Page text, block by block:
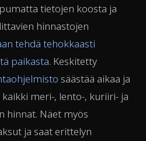
tietojen koosta ja
hinnastojen
tehdä tehokkaasti
paikasta. Keskitetty
säästää aikaa ja
meri-, lento-, kuriiri- ja
hinnat. Näet myös
ja saat erittelyn